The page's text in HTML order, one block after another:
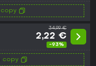
copy
34,99 €
2,22 €
-93%
copy